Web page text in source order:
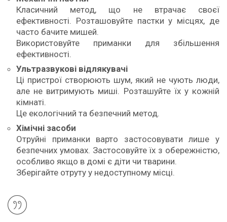
Класичний метод, що не втрачає своєї
ефективності. Розташовуйте пастки у місцях, де
часто бачите мишей.
Використовуйте приманки для збільшення
ефективності.
Ультразвукові відлякувачі
Ці пристрої створюють шум, який не чують люди,
але не витримують миші. Розташуйте їх у кожній
кімнаті.
Це екологічний та безпечний метод.
Хімічні засоби
Отруйні приманки варто застосовувати лише у
безпечних умовах. Застосовуйте їх з обережністю,
особливо якщо в домі є діти чи тварини.
Зберігайте отруту у недоступному місці.